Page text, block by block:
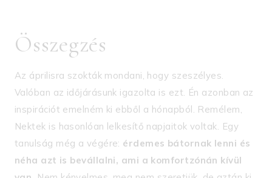
Összegzés
Az áprilisra szokták mondani, hogy szeszélyes.
Valóban az időjárásunk igazolta is ezt. Én azonban az
inspirációt emelném ki ebből a hónapból. Remélem,
Nektek is hasonlóan lelkesítő napjaitok voltak. Egy
tanulság még a végére: érdemes bátornak lenni és
néha azt is bevállalni, ami a komfortzónán kívül